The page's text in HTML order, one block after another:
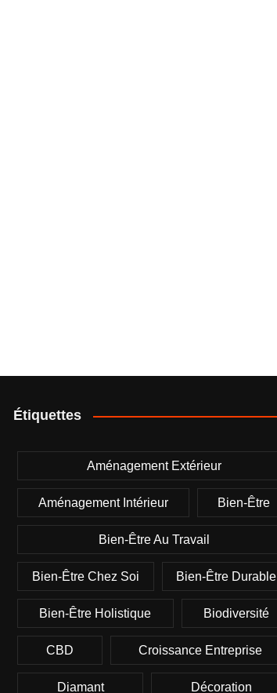
Étiquettes
Aménagement Extérieur
Aménagement Intérieur Bien-Être
Bien-Être Au Travail
Bien-Être Chez Soi Bien-Être Durable
Bien-Être Holistique Biodiversité
CBD Croissance Entreprise
Diamant Décoration